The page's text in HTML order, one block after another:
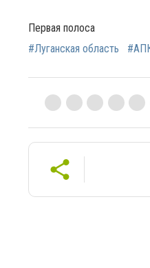
Первая полоса
#Луганская область